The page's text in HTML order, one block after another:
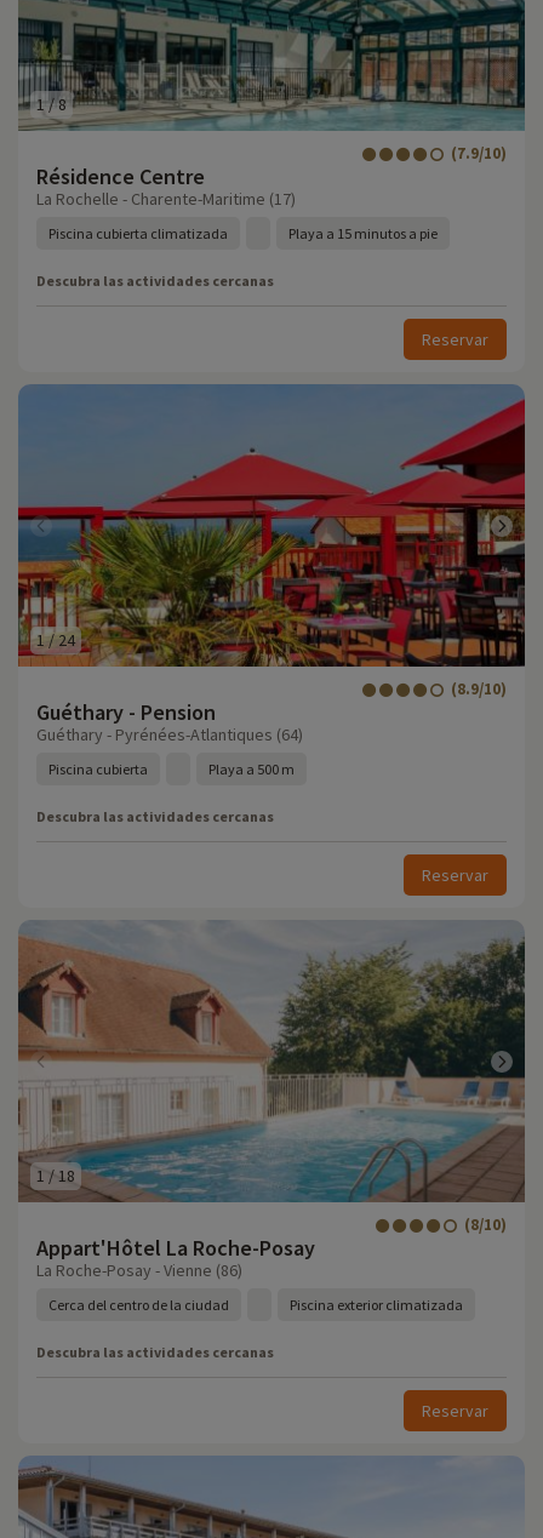
1/8
Résidence Centre
(7.9/10)
La Rochelle - Charente-Maritime (17)
Piscina cubierta climatizada Playa a 15 minutos a pie
Descubra las actividades cercanas
Reservar
1/24
Guéthary - Pension
(8.9/10)
Guéthary - Pyrénées-Atlantiques (64)
Piscina cubierta Playa a 500 m
Descubra las actividades cercanas
Reservar
1 /18
Appart'Hôtel La Roche-Posay
(8/10)
La Roche-Posay - Vienne (86)
Cerca del centro de la ciudad Piscina exterior climatizada
Descubra las actividades cercanas
Reservar